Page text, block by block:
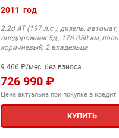
2011 год
2.2d АТ (197 л.с.), дизель, автомат,
внедорожник 5д., 176 050 км,
коричневый, 2 владельца
9 466 ₽/мес. без взноса
726 990 ₽
Цена актуальна при покупке в кредит
КУПИТЬ